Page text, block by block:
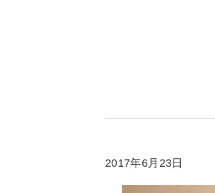
2017年6月23日